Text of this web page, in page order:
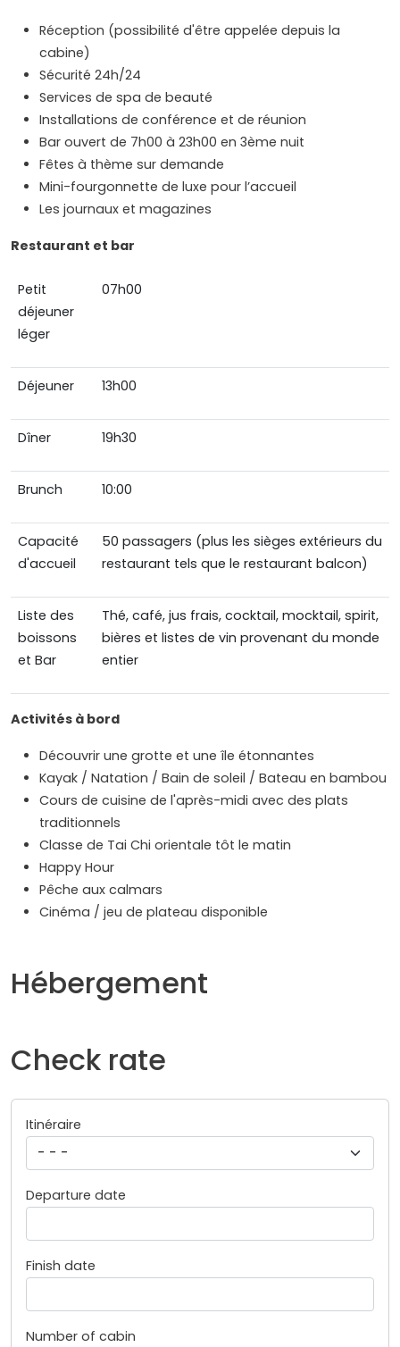
Réception (possibilité d'être appelée depuis la
cabine)
Sécurité 24h/24
Services de spa de beauté
Installations de conférence et de réunion
Bar ouvert de 7h00 à 23h00 en 3ème nuit
Fêtes à thème sur demande
Mini-fourgonnette de luxe pour l’accueil
Les journaux et magazines
Restaurant et bar
Petit
déjeuner
léger
07h00
Déjeuner 13h00
Dîner 19h30
Brunch 10:00
Capacité
d'accueil
50 passagers (plus les sièges extérieurs du
restaurant tels que le restaurant balcon)
Liste des
boissons
et Bar
Thé, café, jus frais, cocktail, mocktail, spirit,
bières et listes de vin provenant du monde
entier
Activités à bord
Découvrir une grotte et une île étonnantes
Kayak / Natation / Bain de soleil / Bateau en bambou
Cours de cuisine de l'après-midi avec des plats
traditionnels
Classe de Tai Chi orientale tôt le matin
Happy Hour
Pêche aux calmars
Cinéma / jeu de plateau disponible
Hébergement
Check rate
Itinéraire
Departure date
Finish date
Number of cabin